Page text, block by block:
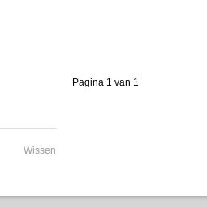
Pagina 1 van 1
Wissen